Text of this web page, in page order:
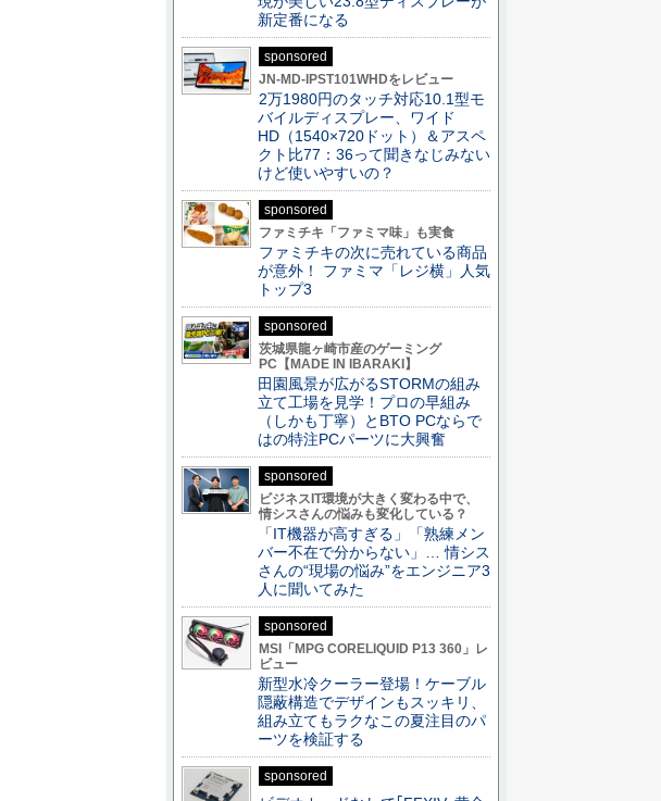
新定番になる
sponsored
JN-MD-IPST101WHDをレビュー
2万1980円のタッチ対応10.1型モ
バイルディスプレー、ワイド
HD（1540×720ドット）＆アスペ
クト比77：36って聞きなじみない
けど使いやすいの？
sponsored
ファミチキ「ファミマ味」も実食
ファミチキの次に売れている商品
が意外！ ファミマ「レジ横」人気
トップ3
sponsored
茨城県龍ヶ崎市産のゲーミング
PC【MADE IN IBARAKI】
田園風景が広がるSTORMの組み
立て工場を見学！プロの早組み
（しかも丁寧）とBTO PCならで
はの特注PCパーツに大興奮
sponsored
ビジネスIT環境が大きく変わる中で、
情シスさんの悩みも変化している？
「IT機器が高すぎる」「熟練メン
バー不在で分からない」… 情シス
さんの“現場の悩み”をエンジニア3
人に聞いてみた
sponsored
MSI「MPG CORELIQUID P13 360」レ
ビュー
新型水冷クーラー登場！ケーブル
隠蔽構造でデザインもスッキリ、
組み立てもラクなこの夏注目のパ
ーツを検証する
sponsored